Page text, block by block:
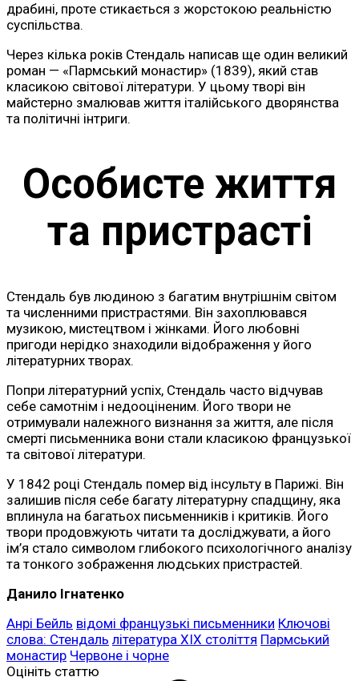
драбині, проте стикається з жорстокою реальністю
суспільства.
Через кілька років Стендаль написав ще один великий
роман — «Пармський монастир» (1839), який став
класикою світової літератури. У цьому творі він
майстерно змалював життя італійського дворянства
та політичні інтриги.
Особисте життя
та пристрасті
Стендаль був людиною з багатим внутрішнім світом
та численними пристрастями. Він захоплювався
музикою, мистецтвом і жінками. Його любовні
пригоди нерідко знаходили відображення у його
літературних творах.
Попри літературний успіх, Стендаль часто відчував
себе самотнім і недооціненим. Його твори не
отримували належного визнання за життя, але після
смерті письменника вони стали класикою французької
та світової літератури.
У 1842 році Стендаль помер від інсульту в Парижі. Він
залишив після себе багату літературну спадщину, яка
вплинула на багатьох письменників і критиків. Його
твори продовжують читати та досліджувати, а його
ім’я стало символом глибокого психологічного аналізу
та тонкого зображення людських пристрастей.
Данило Ігнатенко
Анрі Бейль відомі французькі письменники Ключові
слова: Стендаль література XIX століття Пармський
монастир Червоне і чорне
Оцініть статтю